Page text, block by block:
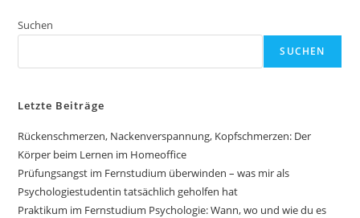
Suchen
SUCHEN
Letzte Beiträge
Rückenschmerzen, Nackenverspannung, Kopfschmerzen: Der
Körper beim Lernen im Homeoffice
Prüfungsangst im Fernstudium überwinden – was mir als
Psychologiestudentin tatsächlich geholfen hat
Praktikum im Fernstudium Psychologie: Wann, wo und wie du es